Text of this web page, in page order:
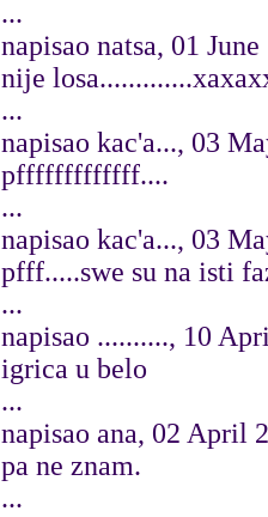
...
napisao natsa, 01 June
nije
...
napisao kac'a..., 03
pfffffffffffff....
...
napisao kac'a..., 03
pfff.....swe su na isti
...
napisao .........., 10
igrica u belo
...
napisao ana, 02 April
pa ne znam.
...